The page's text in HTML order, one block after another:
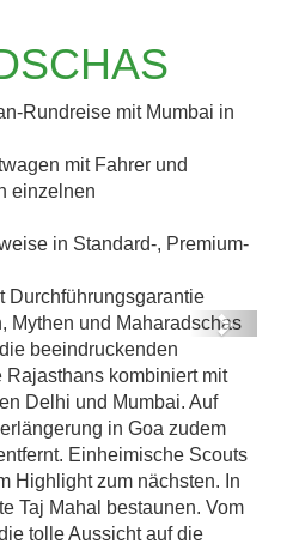
Rundreise mit Mumbai in
mit Fahrer und
einzelnen
in Standard-, Premium-
Durchführungsgarantie
Mythen und
Next
beeindruckenden
Rajasthans kombiniert mit
Delhi und Mumbai. Auf
in Goa zudem
Einheimische Scouts
Highlight zum nächsten. In
Taj Mahal bestaunen. Vom
tolle Aussicht auf die